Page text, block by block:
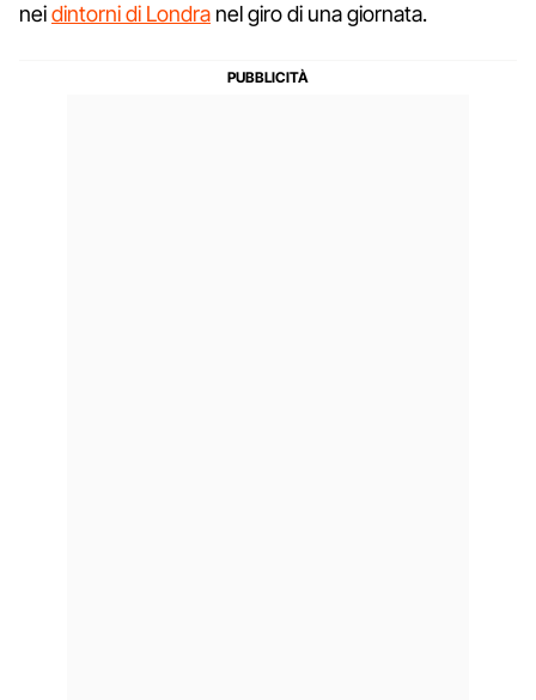
neidintorni di Londra nel giro di una giornata.